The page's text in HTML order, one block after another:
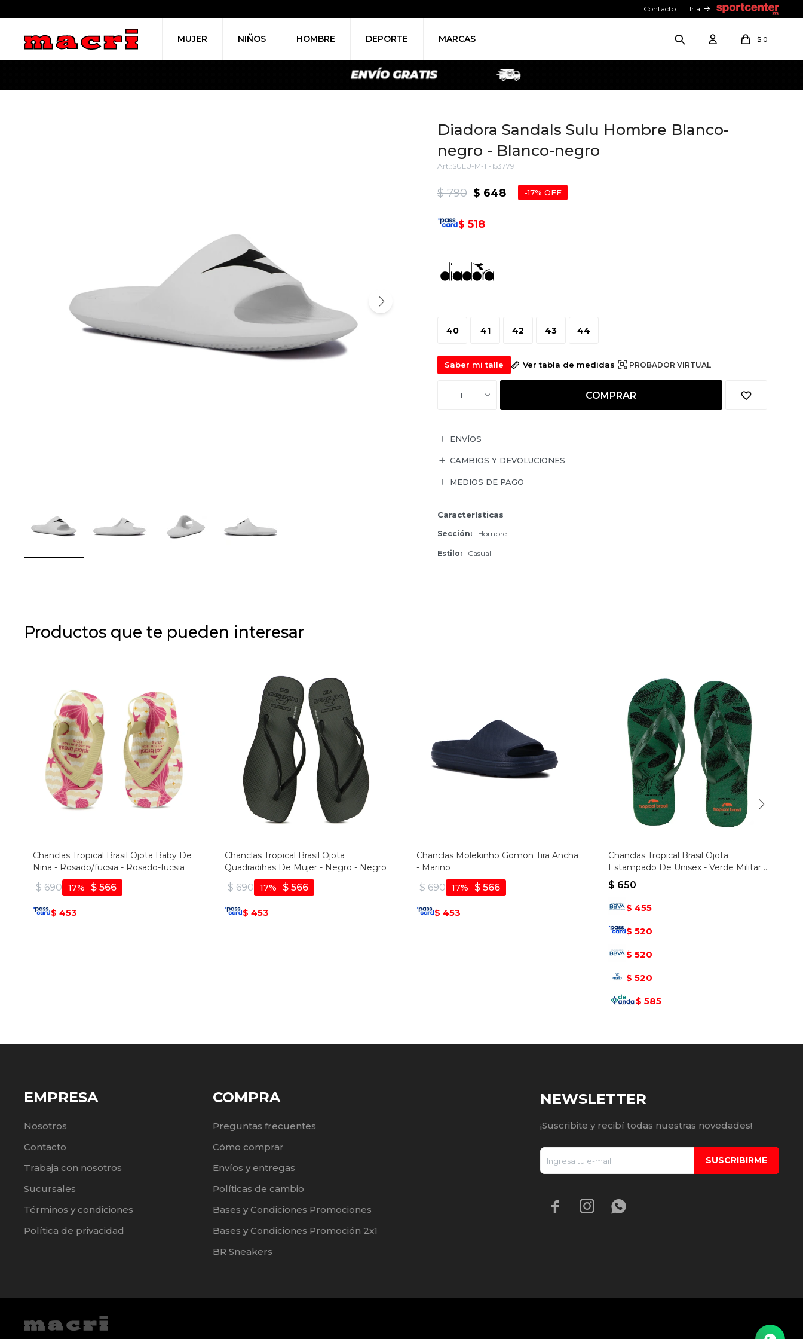
MUJER NIÑOS HOMBRE DEPORTE MARCAS $ 0
Contacto Ir a
Diadora Sandals Sulu Hombre Blanco-
negro - Blanco-negro
SULU-M-11-153779
$ 648
$ 790 17
$ 518
40 41 42 43 44
Saber mi talle Ver tabla de medidas PROBADOR VIRTUAL
1 COMPRAR
ENVÍOS
CAMBIOS Y DEVOLUCIONES
MEDIOS DE PAGO
Características
Sección Hombre
Estilo Casual
Productos que te pueden interesar
Chanclas Tropical Brasil Ojota Baby De
Nina - Rosado/fucsia - Rosado-fucsia
$ 690 $ 566
17
$ 453
Chanclas Tropical Brasil Ojota
Quadradihas De Mujer - Negro - Negro
$ 690 $ 566
17
$ 453
Chanclas Molekinho Gomon Tira Ancha
- Marino
$ 690 $ 566
17
$ 453
Chanclas Tropical Brasil Ojota
Estampado De Unisex - Verde Militar -
Verde Militar
$ 650
$ 455
$ 520
$ 520
$ 520
$ 585
EMPRESA
Nosotros
Contacto
Trabaja con nosotros
Sucursales
Términos y condiciones
Política de privacidad
COMPRA
Preguntas frecuentes
Cómo comprar
Envíos y entregas
Políticas de cambio
Bases y Condiciones Promociones
Bases y Condiciones Promoción 2x1
BR Sneakers
NEWSLETTER
¡Suscribite y recibí todas nuestras novedades!
SUSCRIBIRME
  